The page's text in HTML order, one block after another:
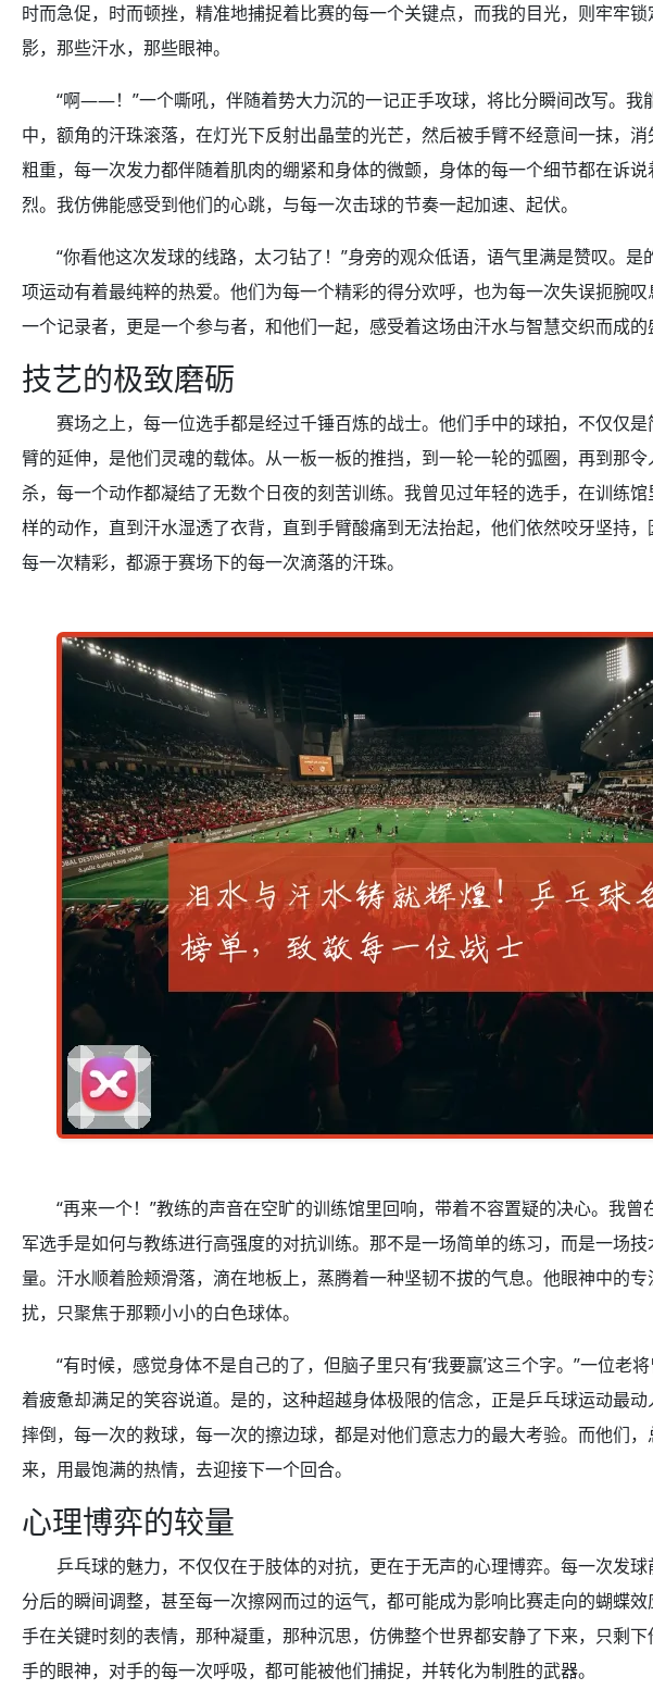
时而急促，时而顿挫，精准地捕捉着比赛的每一个关键点，而我的目光，则牢牢
影，那些汗水，那些眼神。
“啊——！”一个嘶吼，伴随着势大力沉的一记正手攻球，将比分瞬间改写。我
中，额角的汗珠滚落，在灯光下反射出晶莹的光芒，然后被手臂不经意间一抹，
粗重，每一次发力都伴随着肌肉的绷紧和身体的微颤，身体的每一个细节都在诉
烈。我仿佛能感受到他们的心跳，与每一次击球的节奏一起加速、起伏。
“你看他这次发球的线路，太刁钻了！”身旁的观众低语，语气里满是赞叹。
项运动有着最纯粹的热爱。他们为每一个精彩的得分欢呼，也为每一次失误扼腕
一个记录者，更是一个参与者，和他们一起，感受着这场由汗水与智慧交织而成的
技艺的极致磨砺
赛场之上，每一位选手都是经过千锤百炼的战士。他们手中的球拍，不仅仅
臂的延伸，是他们灵魂的载体。从一板一板的推挡，到一轮一轮的弧圈，再到那
杀，每一个动作都凝结了无数个日夜的刻苦训练。我曾见过年轻的选手，在训练
样的动作，直到汗水湿透了衣背，直到手臂酸痛到无法抬起，他们依然咬牙坚持
每一次精彩，都源于赛场下的每一次滴落的汗珠。
“再来一个！”教练的声音在空旷的训练馆里回响，带着不容置疑的决心。我
军选手是如何与教练进行高强度的对抗训练。那不是一场简单的练习，而是一场
量。汗水顺着脸颊滑落，滴在地板上，蒸腾着一种坚韧不拔的气息。他眼神中的
扰，只聚焦于那颗小小的白色球体。
“有时候，感觉身体不是自己的了，但脑子里只有‘我要赢’这三个字。”一位老
着疲惫却满足的笑容说道。是的，这种超越身体极限的信念，正是乒乓球运动最
摔倒，每一次的救球，每一次的擦边球，都是对他们意志力的最大考验。而他们
来，用最饱满的热情，去迎接下一个回合。
心理博弈的较量
乒乓球的魅力，不仅仅在于肢体的对抗，更在于无声的心理博弈。每一次发
分后的瞬间调整，甚至每一次擦网而过的运气，都可能成为影响比赛走向的蝴蝶
手在关键时刻的表情，那种凝重，那种沉思，仿佛整个世界都安静了下来，只剩
手的眼神，对手的每一次呼吸，都可能被他们捕捉，并转化为制胜的武器。